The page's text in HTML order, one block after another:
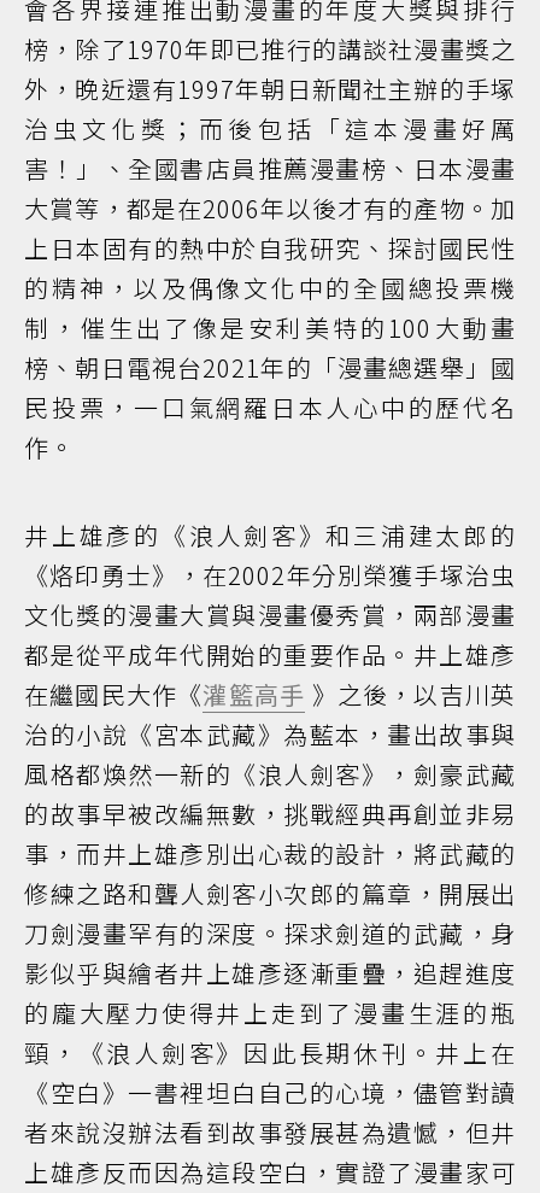
會各界接連推出動漫畫的年度大獎與排行
榜，除了1970年即已推行的講談社漫畫獎之
外，晚近還有1997年朝日新聞社主辦的手塚
治虫文化獎；而後包括「這本漫畫好厲
害！」、全國書店員推薦漫畫榜、日本漫畫
大賞等，都是在2006年以後才有的產物。加
上日本固有的熱中於自我研究、探討國民性
的精神，以及偶像文化中的全國總投票機
制，催生出了像是安利美特的100大動畫
榜、朝日電視台2021年的「漫畫總選舉」國
民投票，一口氣網羅日本人心中的歷代名
作。
井上雄彥的《浪人劍客》和三浦建太郎的
《烙印勇士》，在2002年分別榮獲手塚治虫
文化獎的漫畫大賞與漫畫優秀賞，兩部漫畫
都是從平成年代開始的重要作品。井上雄彥
在繼國民大作《灌籃高手 》之後，以吉川英
治的小說《宮本武藏》為藍本，畫出故事與
風格都煥然一新的《浪人劍客》，劍豪武藏
的故事早被改編無數，挑戰經典再創並非易
事，而井上雄彥別出心裁的設計，將武藏的
修練之路和聾人劍客小次郎的篇章，開展出
刀劍漫畫罕有的深度。探求劍道的武藏，身
影似乎與繪者井上雄彥逐漸重疊，追趕進度
的龐大壓力使得井上走到了漫畫生涯的瓶
頸，《浪人劍客》因此長期休刊。井上在
《空白》一書裡坦白自己的心境，儘管對讀
者來說沒辦法看到故事發展甚為遺憾，但井
上雄彥反而因為這段空白，實證了漫畫家可